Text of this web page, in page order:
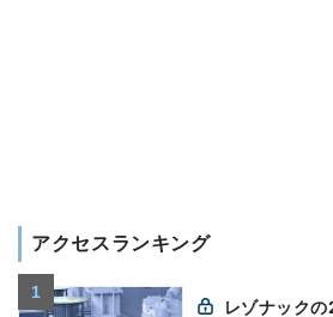
アクセスランキング